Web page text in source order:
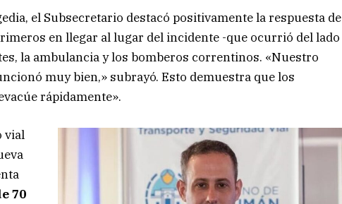
el Subsecretario destacó positivamente la respuesta de
en llegar al lugar del incidente -que ocurrió del lado
la ambulancia y los bomberos correntinos. «Nuestro
muy bien,» subrayó. Esto demuestra que los
rápidamente».
vial
70